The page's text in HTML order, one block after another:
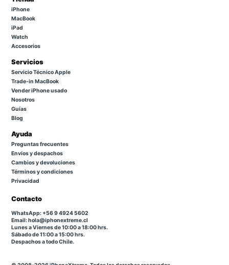
iPhone
MacBook
iPad
Watch
Accesorios
Servicios
Servicio Técnico Apple
Trade-in MacBook
Vender iPhone usado
Nosotros
Guías
Blog
Ayuda
Preguntas frecuentes
Envíos y despachos
Cambios y devoluciones
Términos y condiciones
Privacidad
Contacto
WhatsApp: +56 9 4924 5602
Email: hola@iphonextreme.cl
Lunes a Viernes de 10:00 a 18:00 hrs.
Sábado de 11:00 a 15:00 hrs.
Despachos a todo Chile.